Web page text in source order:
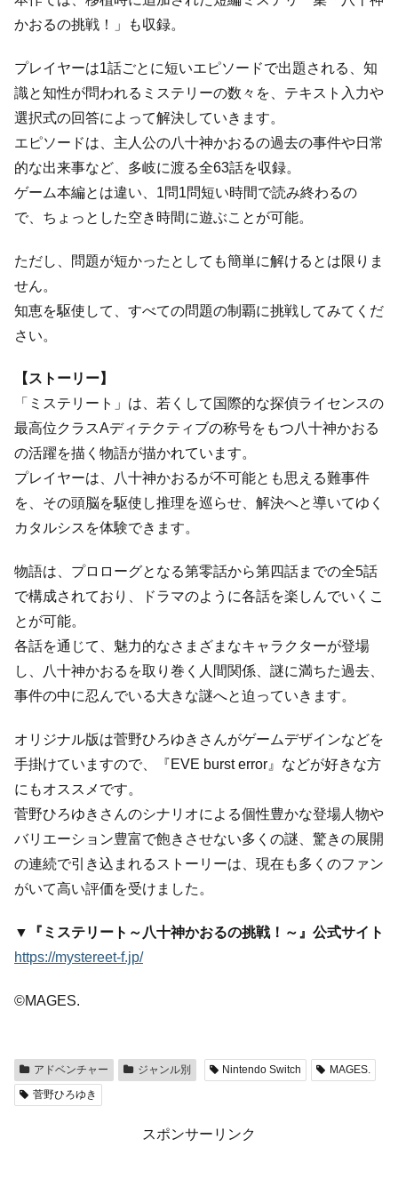
かおるの挑戦！」も収録。
プレイヤーは1話ごとに短いエピソードで出題される、知
識と知性が問われるミステリーの数々を、テキスト入力や
選択式の回答によって解決していきます。
エピソードは、主人公の八十神かおるの過去の事件や日常
的な出来事など、多岐に渡る全63話を収録。
ゲーム本編とは違い、1問1問短い時間で読み終わるの
で、ちょっとした空き時間に遊ぶことが可能。
ただし、問題が短かったとしても簡単に解けるとは限りま
せん。
知恵を駆使して、すべての問題の制覇に挑戦してみてくだ
さい。
【ストーリー】
「ミステリート」は、若くして国際的な探偵ライセンスの
最高位クラスAディテクティブの称号をもつ八十神かおる
の活躍を描く物語が描かれています。
プレイヤーは、八十神かおるが不可能とも思える難事件
を、その頭脳を駆使し推理を巡らせ、解決へと導いてゆく
カタルシスを体験できます。
物語は、プロローグとなる第零話から第四話までの全5話
で構成されており、ドラマのように各話を楽しんでいくこ
とが可能。
各話を通じて、魅力的なさまざまなキャラクターが登場
し、八十神かおるを取り巻く人間関係、謎に満ちた過去、
事件の中に忍んでいる大きな謎へと迫っていきます。
オリジナル版は菅野ひろゆきさんがゲームデザインなどを
手掛けていますので、『EVE burst error』などが好きな方
にもオススメです。
菅野ひろゆきさんのシナリオによる個性豊かな登場人物や
バリエーション豊富で飽きさせない多くの謎、驚きの展開
の連続で引き込まれるストーリーは、現在も多くのファン
がいて高い評価を受けました。
▼『ミステリート～八十神かおるの挑戦！～』公式サイト
https://mystereet-f.jp/
©MAGES.
アドベンチャー ジャンル別 Nintendo Switch
MAGES.
菅野ひろゆき
スポンサーリンク